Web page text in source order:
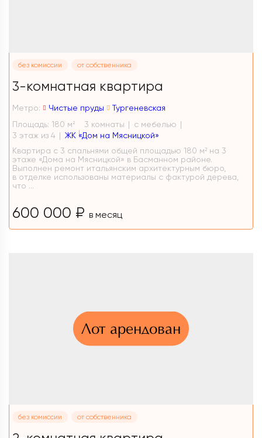
без комиссии от собственника
3-комнатная квартира
Метро: Чистые пруды
Тургеневская
Площадь: 180 м 2 3 комнаты
с мебелью
3 этаж из 4
ЖК «Дом на Мясницкой»
Квартира с 3 спальнями общей площадью 180 м² на 3
этаже «Дома на Мясницкой» в Басманном районе.
Выполнен ремонт итальянским архитектурным бюро,
в отделке использованы материалы с фактурой дерева,
что ...
600 000 ₽ в месяц
Лот арендован
без комиссии от собственника